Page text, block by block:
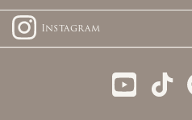
Instagram